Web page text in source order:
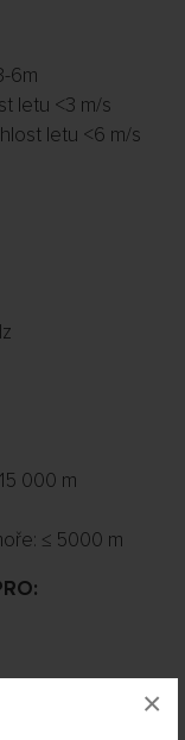
×
6m
letu <3 m/s
letu <6 m/s
000 m
≤ 5000 m